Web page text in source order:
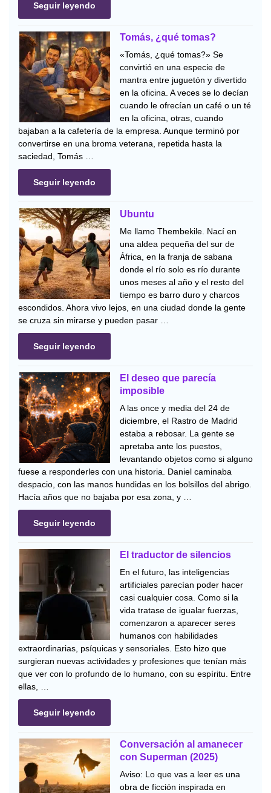
Seguir leyendo
Tomás, ¿qué tomas?
«Tomás, ¿qué tomas?» Se
convirtió en una especie de
mantra entre juguetón y divertido
en la oficina. A veces se lo decían
cuando le ofrecían un café o un té
en la oficina, otras, cuando
bajaban a la cafetería de la empresa. Aunque terminó por
convertirse en una broma veterana, repetida hasta la
saciedad, Tomás …
Seguir leyendo
Ubuntu
Me llamo Thembekile. Nací en
una aldea pequeña del sur de
África, en la franja de sabana
donde el río solo es río durante
unos meses al año y el resto del
tiempo es barro duro y charcos
escondidos. Ahora vivo lejos, en una ciudad donde la gente
se cruza sin mirarse y pueden pasar …
Seguir leyendo
El deseo que parecía
imposible
A las once y media del 24 de
diciembre, el Rastro de Madrid
estaba a rebosar. La gente se
apretaba ante los puestos,
levantando objetos como si alguno
fuese a responderles con una historia. Daniel caminaba
despacio, con las manos hundidas en los bolsillos del abrigo.
Hacía años que no bajaba por esa zona, y …
Seguir leyendo
El traductor de silencios
En el futuro, las inteligencias
artificiales parecían poder hacer
casi cualquier cosa. Como si la
vida tratase de igualar fuerzas,
comenzaron a aparecer seres
humanos con habilidades
extraordinarias, psíquicas y sensoriales. Esto hizo que
surgieran nuevas actividades y profesiones que tenían más
que ver con lo profundo de lo humano, con su espíritu. Entre
ellas, …
Seguir leyendo
Conversación al amanecer
con Superman (2025)
Aviso: Lo que vas a leer es una
obra de ficción inspirada en